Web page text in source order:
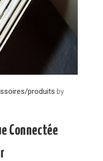
produits by
Connectée